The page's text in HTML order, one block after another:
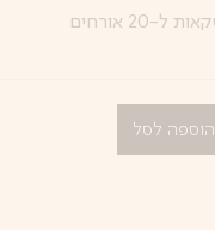
20 אורחים
הוספה לסל